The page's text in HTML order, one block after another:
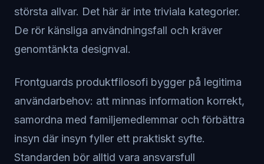
största allvar. Det här är inte triviala kategorier.
De rör känsliga användningsfall och kräver
genomtänkta designval.
Frontguards produktfilosofi bygger på legitima
användarbehov: att minnas information korrekt,
samordna med familjemedlemmar och förbättra
insyn där insyn fyller ett praktiskt syfte.
Standarden bör alltid vara ansvarsfull